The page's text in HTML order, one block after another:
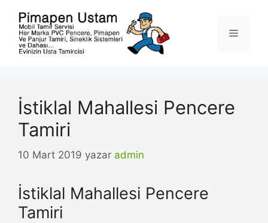
Menü
İstiklal Mahallesi Pencere
Tamiri
10 Mart 2019 yazar admin
İstiklal Mahallesi Pencere
Tamiri